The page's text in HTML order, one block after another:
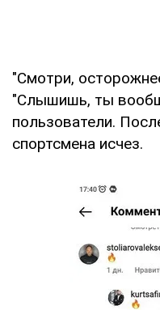
"Смотри,
"Слышишь, ты
пользователи.
спортсмена исчез.